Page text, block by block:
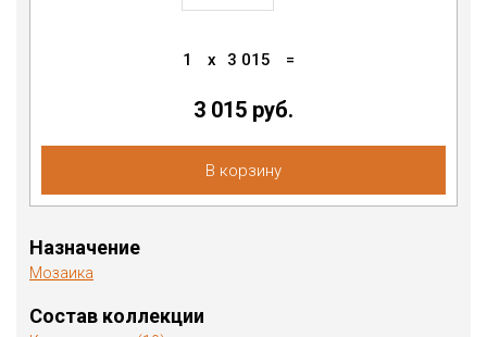
1 x 3 015 =
3 015 руб.
В корзину
Назначение
Мозаика
Состав коллекции